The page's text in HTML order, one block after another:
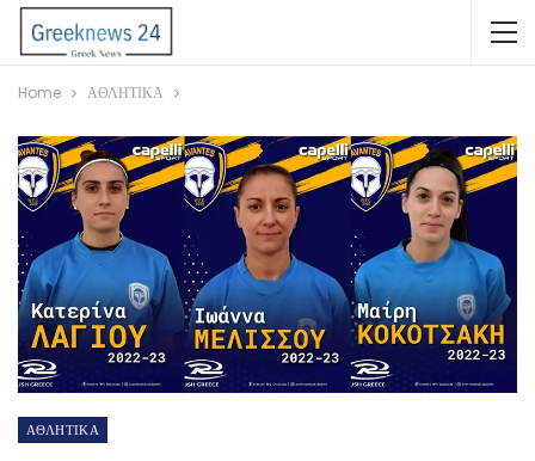
Home ΑΘΛΗΤΙΚΑ
ΑΘΛΗΤΙΚΑ